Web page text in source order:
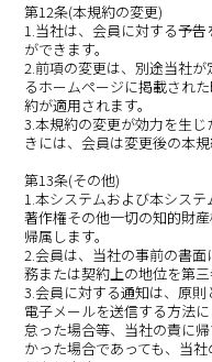
第12条(本規約の変更)
1.当社は、会員に対する予
ができます。
2.前項の変更は、別途当社
るホームページに掲載され
約が適用されます。
3.本規約の変更が効力を生
きには、会員は変更後の本
第13条(その他)
1.本システムおよび本シス
著作権その他一切の知的財
帰属します。
2.会員は、当社の事前の書
務または契約上の地位を第
3.会員に対する通知は、原
電子メールを送信する方法
怠った場合等、当社の責に
かった場合であっても、当